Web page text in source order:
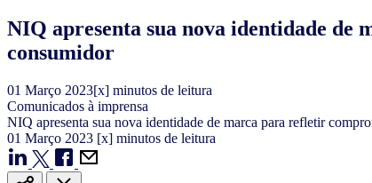
NIQ apresenta sua nova identidade de
consumidor
01 Março 2023[x] minutos de leitura
Comunicados à imprensa
NIQ apresenta sua nova identidade de marca para refletir
01 Março 2023 [x] minutos de leitura